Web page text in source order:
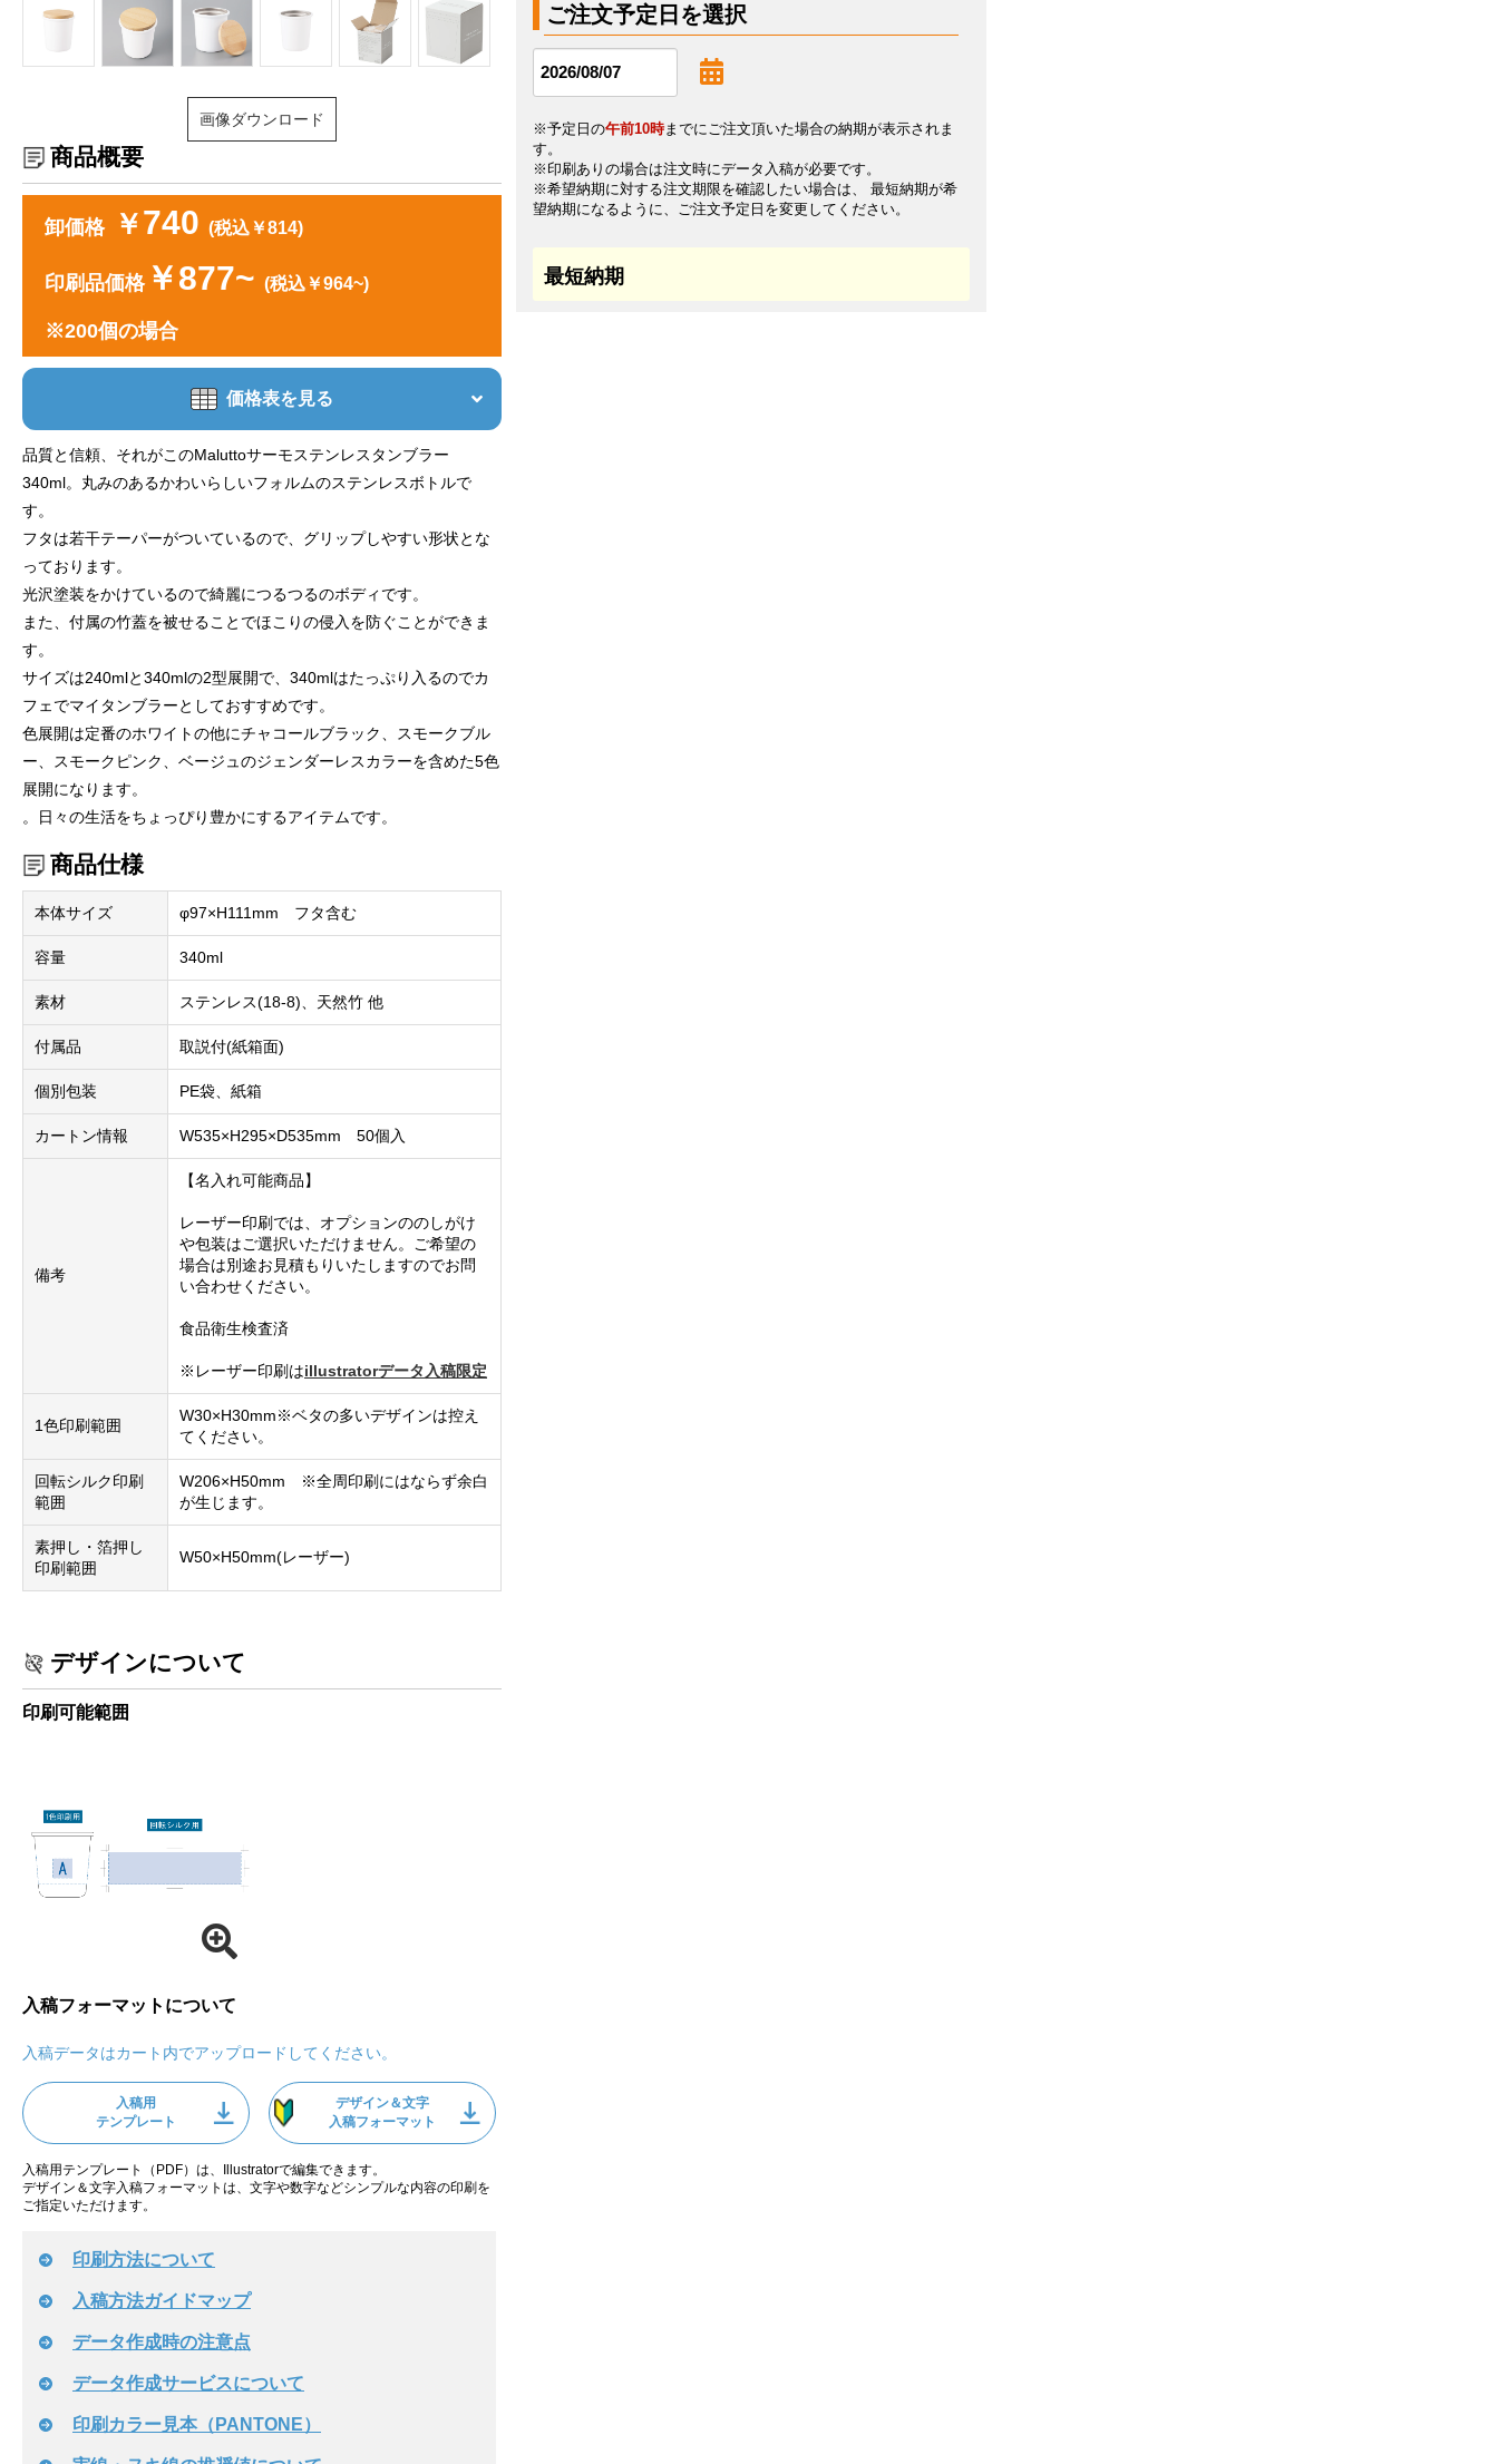
画像ダウンロード
商品概要
卸価格 ￥740 (税込￥814)
印刷品価格￥877~ (税込￥964~)
※200個の場合
価格表を見る
品質と信頼、それがこのMaluttoサーモステンレスタンブラー
340ml。丸みのあるかわいらしいフォルムのステンレスボトルで
す。
フタは若干テーパーがついているので、グリップしやすい形状とな
っております。
光沢塗装をかけているので綺麗につるつるのボディです。
また、付属の竹蓋を被せることでほこりの侵入を防ぐことができま
す。
サイズは240mlと340mlの2型展開で、340mlはたっぷり入るのでカ
フェでマイタンブラーとしておすすめです。
色展開は定番のホワイトの他にチャコールブラック、スモークブル
ー、スモークピンク、ベージュのジェンダーレスカラーを含めた5色
展開になります。
。日々の生活をちょっぴり豊かにするアイテムです。
商品仕様
本体サイズ φ97×H111mm フタ含む
容量 340ml
素材 ステンレス(18-8)、天然竹 他
付属品 取説付(紙箱面)
個別包装 PE袋、紙箱
カートン情報 W535×H295×D535mm 50個入
備考
【名入れ可能商品】
レーザー印刷では、オプションののしがけ
や包装はご選択いただけません。ご希望の
場合は別途お見積もりいたしますのでお問
い合わせください。
食品衛生検査済
※レーザー印刷はillustratorデータ入稿限定
1色印刷範囲
W30×H30mm※ベタの多いデザインは控え
てください。
回転シルク印刷
範囲
W206×H50mm ※全周印刷にはならず余白
が生じます。
素押し・箔押し
印刷範囲
W50×H50mm(レーザー)
デザインについて
印刷可能範囲
入稿フォーマットについて
入稿データはカート内でアップロードしてください。
入稿用
テンプレート
デザイン＆文字
入稿フォーマット
入稿用テンプレート（PDF）は、Illustratorで編集できます。
デザイン＆文字入稿フォーマットは、文字や数字などシンプルな内容の印刷を
ご指定いただけます。
印刷方法について
入稿方法ガイドマップ
データ作成時の注意点
データ作成サービスについて
印刷カラー見本（PANTONE）
ご注文予定日を選択
※予定日の午前10時までにご注文頂いた場合の納期が表示されま
す。
※印刷ありの場合は注文時にデータ入稿が必要です。
※希望納期に対する注文期限を確認したい場合は、 最短納期が希
望納期になるように、ご注文予定日を変更してください。
最短納期